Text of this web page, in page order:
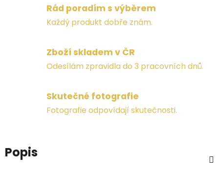
Rád poradím s výběrem
Každý produkt dobře znám.
Zboží skladem v ČR
Odesílám zpravidla do 3 pracovních dnů.
Skutečné fotografie
Fotografie odpovídají skutečnosti.
Popis